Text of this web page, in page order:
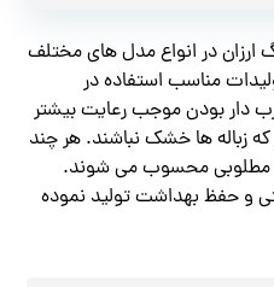
ارزان در انواع مدل های مختلف
مناسب استفاده در
بودن موجب رعایت بیشتر
زباله ها خشک نباشند. هر چند
مطلوبی محسوب می شوند.
و حفظ بهداشت تولید نموده